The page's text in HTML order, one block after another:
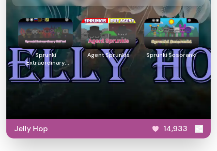
Sprunki
Extraordinary
Shifted
Agent Sprunkis Sprunki Sosoranki
Jelly Hop 14,933